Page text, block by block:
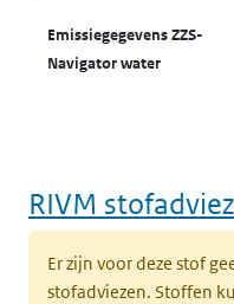
Emissiegegevens ZZS-
Navigator water
RIVM
Er zijn voor deze stof
stofadviezen. Stoffen